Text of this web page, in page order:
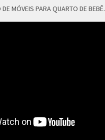
MÓVEIS PARA QUARTO DE BEBÊ.